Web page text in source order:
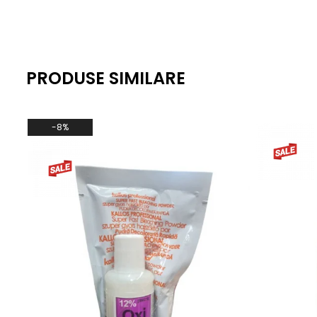
PRODUSE SIMILARE
-8%